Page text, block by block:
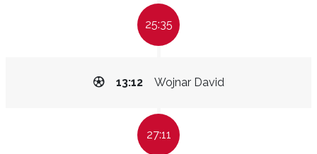
25:35
Wojnar David
13:12
27:11